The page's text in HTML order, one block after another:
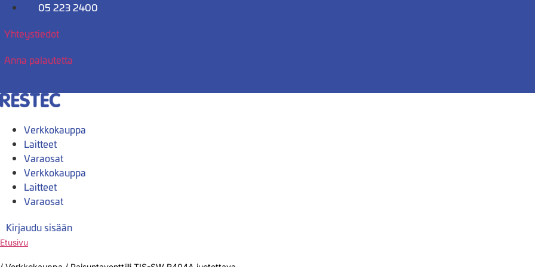
Mene
05 223 2400
Yhteystiedot
Anna palautetta
Verkkokauppa
Laitteet
Varaosat
Verkkokauppa
Laitteet
Varaosat
Kirjaudu sisään
Etusivu